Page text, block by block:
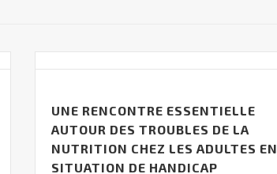
UNE RENCONTRE ESSENTIELLE
AUTOUR DES TROUBLES DE LA
NUTRITION CHEZ LES ADULTES EN
SITUATION DE HANDICAP